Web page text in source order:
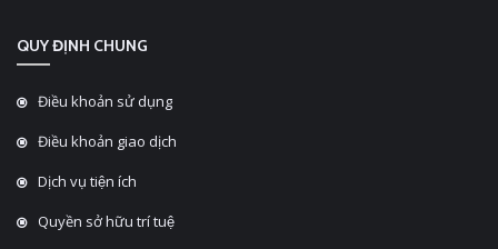
QUY ĐỊNH CHUNG
Điều khoản sử dụng
Điều khoản giao dịch
Dịch vụ tiện ích
Quyền sở hữu trí tuệ